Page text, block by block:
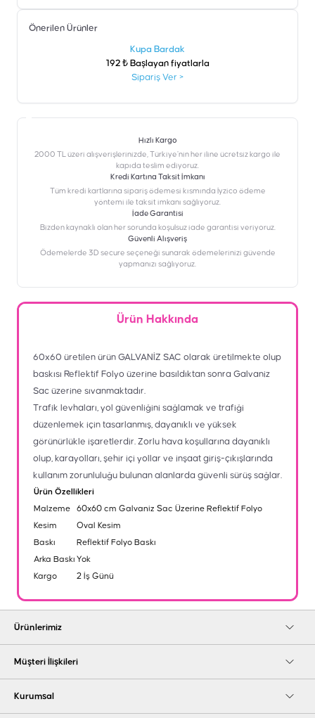
Önerilen Ürünler
Kupa Bardak
192 ₺ Başlayan fiyatlarla
Sipariş Ver >
Hızlı Kargo
2000 TL üzeri alışverişlerinizde, Türkiye’nin her iline ücretsiz kargo ile
kapıda teslim ediyoruz.
Kredi Kartına Taksit İmkanı
‎Tüm kredi kartlarına sipariş ödemesi kısmında İyzico ödeme
yöntemi ile taksit imkanı sağlıyoruz.
İade Garantisi
Bizden kaynaklı olan her sorunda koşulsuz iade garantisi veriyoruz.
Güvenli Alışveriş
Ödemelerde 3D secure seçeneği sunarak ödemelerinizi güvende
yapmanızı sağlıyoruz.
Ürün Hakkında
60x60 üretilen ürün GALVANİZ SAC olarak üretilmekte olup
baskısı Reflektif Folyo üzerine basıldıktan sonra Galvaniz
Sac üzerine sıvanmaktadır.
Trafik levhaları, yol güvenliğini sağlamak ve trafiği
düzenlemek için tasarlanmış, dayanıklı ve yüksek
görünürlükle işaretlerdir. Zorlu hava koşullarına dayanıklı
olup, karayolları, şehir içi yollar ve inşaat giriş-çıkışlarında
kullanım zorunluluğu bulunan alanlarda güvenli sürüş sağlar.
Ürün Özellikleri
Malzeme
60x60 cm Galvaniz Sac Üzerine Reflektif Folyo
Kesim
Oval Kesim
Baskı
Reflektif Folyo Baskı
Arka Baskı Yok
Kargo
2 İş Günü
Ürünlerimiz
Müşteri İlişkileri
Kurumsal